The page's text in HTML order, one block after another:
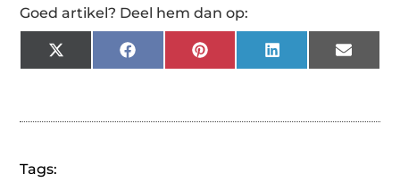
Goed artikel? Deel hem dan op:
X
(Twitter)
FacebookPinterestLinkedInEmail
Tags: